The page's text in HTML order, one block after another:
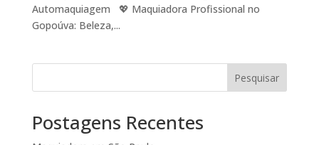
Automaquiagem 💖 Maquiadora Profissional no
Gopoúva: Beleza,...
Pesquisar
Postagens Recentes